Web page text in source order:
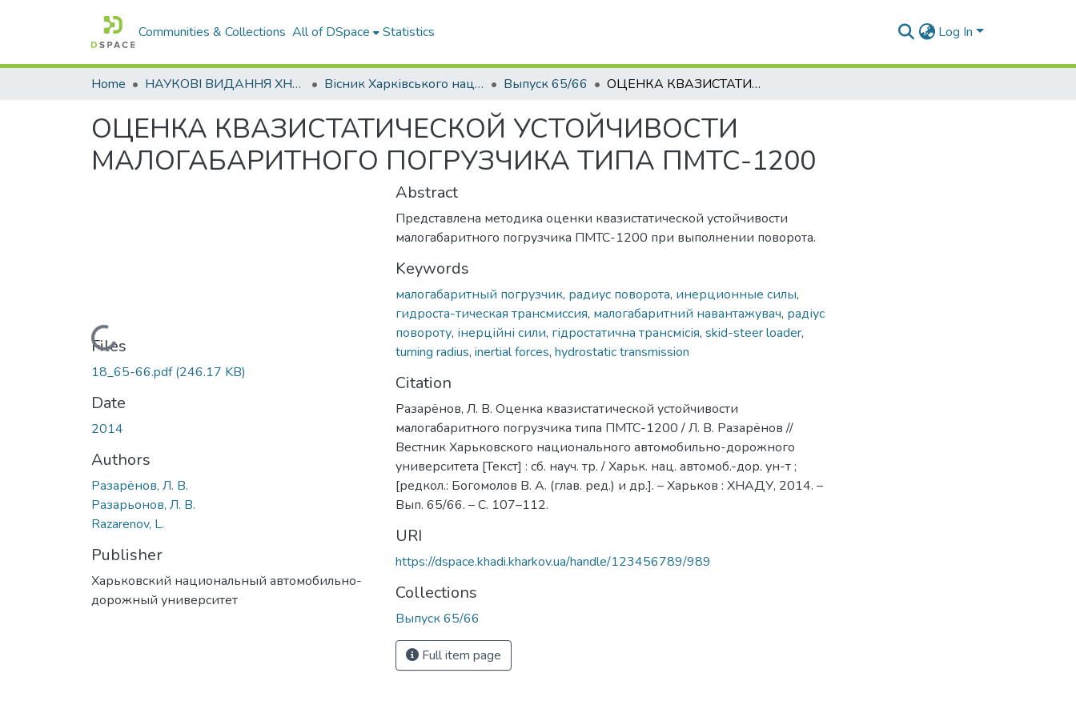
Communities & Collections All of DSpace Statistics Log In
Home НАУКОВІ ВИДАННЯ ХНАДУ Вісник Харківського національного автомобільно-дорожнього університету / Вестник Харьковского национального автомобильно-дорожного университета Выпуск 65/66 ОЦЕНКА КВАЗИСТАТИЧЕСКОЙ УСТОЙЧИВОСТИ МАЛОГАБАРИТНОГО ПОГРУЗЧИКА ТИПА ПМТС-1200
ОЦЕНКА КВАЗИСТАТИЧЕСКОЙ УСТОЙЧИВОСТИ
МАЛОГАБАРИТНОГО ПОГРУЗЧИКА ТИПА ПМТС-1200
Loading...
Files
18_65-66.pdf(246.17 KB)
Date
2014
Authors
Разарёнов, Л. В.
Разарьонов, Л. В.
Razarenov, L.
Publisher
Харьковский национальный автомобильно-
дорожный университет
Abstract
Представлена методика оценки квазистатической устойчивости
малогабаритного погрузчика ПМТС-1200 при выполнении поворота.
Keywords
малогабаритный погрузчик, радиус поворота, инерционные силы,
гидроста-тическая трансмиссия, малогабаритний навантажувач, радіус
повороту, інерційні сили, гідростатична трансмісія, skid-steer loader,
turning radius, inertial forces, hydrostatic transmission
Citation
Разарёнов, Л. В. Оценка квазистатической устойчивости
малогабаритного погрузчика типа ПМТС-1200 / Л. В. Разарёнов //
Вестник Харьковского национального автомобильно-дорожного
университета [Текст] : сб. науч. тр. / Харьк. нац. автомоб.-дор. ун-т ;
[редкол.: Богомолов В. А. (глав. ред.) и др.]. – Харьков : ХНАДУ, 2014. –
Вып. 65/66. – C. 107–112.
URI
https://dspace.khadi.kharkov.ua/handle/123456789/989
Collections
Выпуск 65/66
Full item page